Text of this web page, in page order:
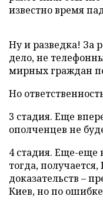
известно время
Ну и разведка! За
дело, не
мирных граждан
Но
3 стадия. Еще
ополченцев не
4 стадия. Еще-еще
тогда,
доказательств –
Киев, но по